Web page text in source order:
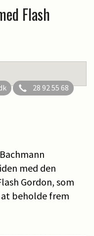
Flash
28 92 55 68
med den
Gordon, som
beholde frem